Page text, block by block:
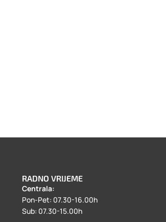
RADNO VRIJEME
Centrala:
Pon-Pet: 07.30-16.00h
Sub: 07.30-15.00h